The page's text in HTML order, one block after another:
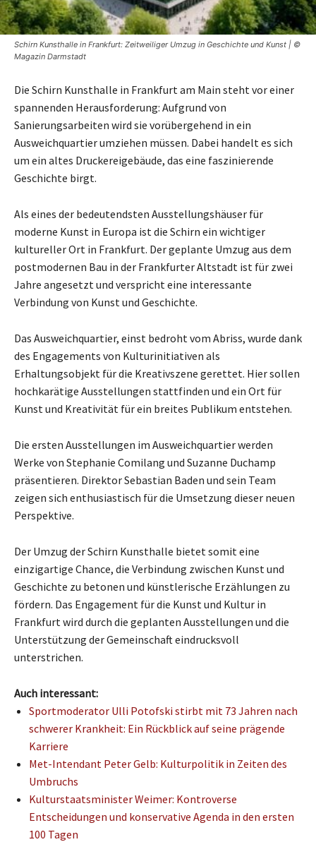
Schirn Kunsthalle in Frankfurt: Zeitweiliger Umzug in Geschichte und Kunst | ©
Magazin Darmstadt
Die Schirn Kunsthalle in Frankfurt am Main steht vor einer
spannenden Herausforderung: Aufgrund von
Sanierungsarbeiten wird sie vorübergehend in ein
Ausweichquartier umziehen müssen. Dabei handelt es sich
um ein altes Druckereigebäude, das eine faszinierende
Geschichte birgt.
Als eines der bedeutendsten Ausstellungshäuser für
moderne Kunst in Europa ist die Schirn ein wichtiger
kultureller Ort in Frankfurt. Der geplante Umzug aus dem
postmodernen Bau in der Frankfurter Altstadt ist für zwei
Jahre angesetzt und verspricht eine interessante
Verbindung von Kunst und Geschichte.
Das Ausweichquartier, einst bedroht vom Abriss, wurde dank
des Engagements von Kulturinitiativen als
Erhaltungsobjekt für die Kreativszene gerettet. Hier sollen
hochkarätige Ausstellungen stattfinden und ein Ort für
Kunst und Kreativität für ein breites Publikum entstehen.
Die ersten Ausstellungen im Ausweichquartier werden
Werke von Stephanie Comilang und Suzanne Duchamp
präsentieren. Direktor Sebastian Baden und sein Team
zeigen sich enthusiastisch für die Umsetzung dieser neuen
Perspektive.
Der Umzug der Schirn Kunsthalle bietet somit eine
einzigartige Chance, die Verbindung zwischen Kunst und
Geschichte zu betonen und künstlerische Erzählungen zu
fördern. Das Engagement für die Kunst und Kultur in
Frankfurt wird durch die geplanten Ausstellungen und die
Unterstützung der Gemeinschaft eindrucksvoll
unterstrichen.
Auch interessant:
Sportmoderator Ulli Potofski stirbt mit 73 Jahren nach
schwerer Krankheit: Ein Rückblick auf seine prägende
Karriere
Met-Intendant Peter Gelb: Kulturpolitik in Zeiten des
Umbruchs
Kulturstaatsminister Weimer: Kontroverse
Entscheidungen und konservative Agenda in den ersten
100 Tagen